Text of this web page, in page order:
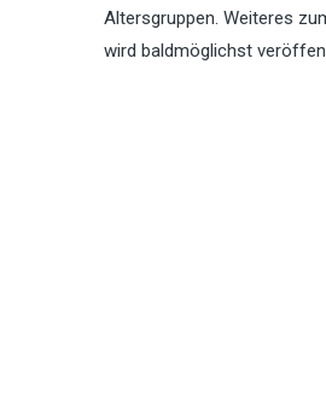
Altersgruppen. Weiteres
wird baldmöglichst